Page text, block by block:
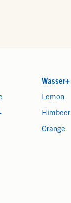
Wasser+
Lemon
Himbeer
Orange